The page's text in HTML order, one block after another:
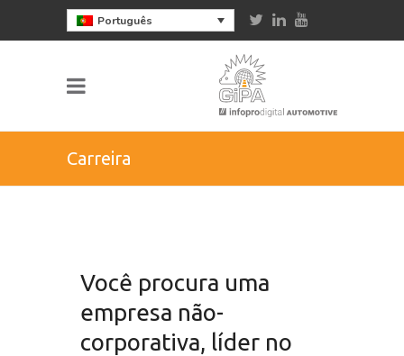
Português
Carreira
Você procura uma
empresa não-
corporativa, líder no